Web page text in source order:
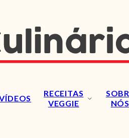
RECEITAS
VEGGIE
NÓS